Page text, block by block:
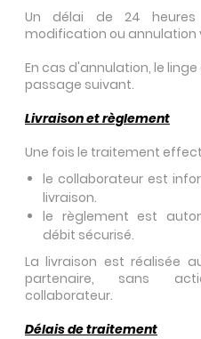
Un délai de 24
modification ou annulation
En cas d'annulation, le
passage suivant.
Livraison et règlement
Une fois le traitement
le collaborateur est
livraison.
le règlement est
débit sécurisé.
La livraison est réalisée
partenaire, sans
collaborateur.
Délais de traitement